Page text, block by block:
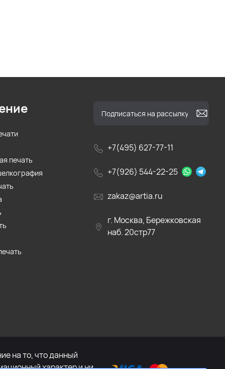
+7(495) 627-77-11
+7(926) 544-22-25
zakaz@artia.ru
г. Москва, Бережковская
наб. 20стр77
печать
на то, что данный